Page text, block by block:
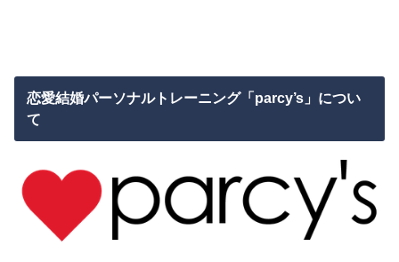
恋愛結婚パーソナルトレーニング「parcy’s」につい
て